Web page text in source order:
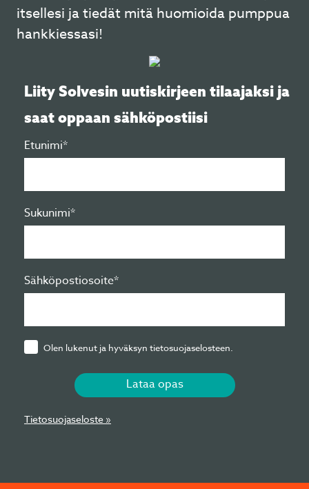
itsellesi ja tiedät mitä huomioida pumppua
hankkiessasi!
Liity Solvesin uutiskirjeen tilaajaksi ja
saat oppaan sähköpostiisi
Etunimi*
Sukunimi*
Sähköpostiosoite*
Olen lukenut ja hyväksyn tietosuojaselosteen.
Lataa opas
Tietosuojaseloste »